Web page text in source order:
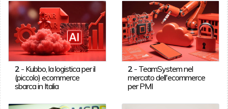
2- Kubbo, la logistica per il
(piccolo) ecommerce
sbarca in Italia
2 - TeamSystem nel
mercato dell'ecommerce
per PMI